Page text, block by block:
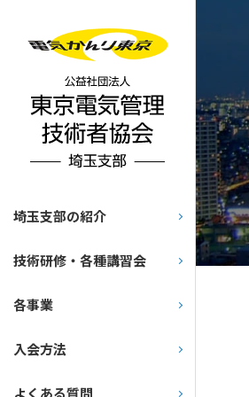
埼玉支部の紹介
技術研修・各種講習会
各事業
入会方法
よくある質問